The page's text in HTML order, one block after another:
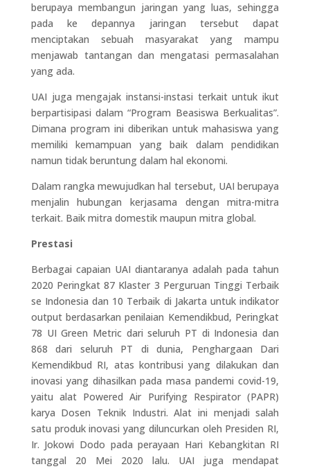
berupaya membangun jaringan yang luas, sehingga
pada ke depannya jaringan tersebut dapat
menciptakan sebuah masyarakat yang mampu
menjawab tantangan dan mengatasi permasalahan
yang ada.
UAI juga mengajak instansi-instasi terkait untuk ikut
berpartisipasi dalam “Program Beasiswa Berkualitas”.
Dimana program ini diberikan untuk mahasiswa yang
memiliki kemampuan yang baik dalam pendidikan
namun tidak beruntung dalam hal ekonomi.
Dalam rangka mewujudkan hal tersebut, UAI berupaya
menjalin hubungan kerjasama dengan mitra-mitra
terkait. Baik mitra domestik maupun mitra global.
Prestasi
Berbagai capaian UAI diantaranya adalah pada tahun
2020 Peringkat 87 Klaster 3 Perguruan Tinggi Terbaik
se Indonesia dan 10 Terbaik di Jakarta untuk indikator
output berdasarkan penilaian Kemendikbud, Peringkat
78 UI Green Metric dari seluruh PT di Indonesia dan
868 dari seluruh PT di dunia, Penghargaan Dari
Kemendikbud RI, atas kontribusi yang dilakukan dan
inovasi yang dihasilkan pada masa pandemi covid-19,
yaitu alat Powered Air Purifying Respirator (PAPR)
karya Dosen Teknik Industri. Alat ini menjadi salah
satu produk inovasi yang diluncurkan oleh Presiden RI,
Ir. Jokowi Dodo pada perayaan Hari Kebangkitan RI
tanggal 20 Mei 2020 lalu. UAI juga mendapat